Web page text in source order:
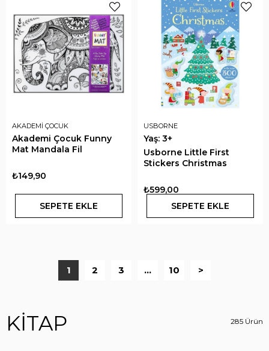
AKADEMİ ÇOCUK
Akademi Çocuk Funny
Mat Mandala Fil
₺149,90
SEPETE EKLE
USBORNE
Yaş: 3+
Usborne Little First
Stickers Christmas
₺599,00
SEPETE EKLE
1 2 3 ... 10 >
KİTAP 285 Ürün